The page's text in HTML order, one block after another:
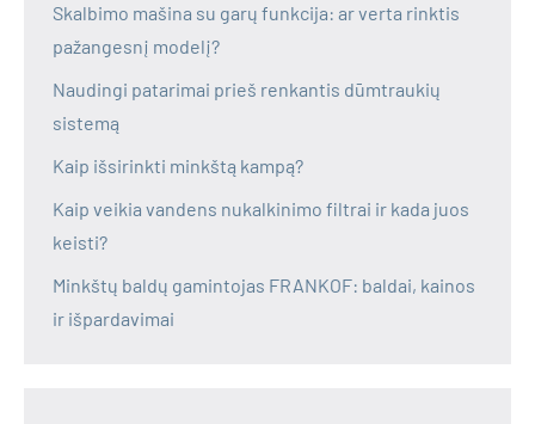
Skalbimo mašina su garų funkcija: ar verta rinktis
pažangesnį modelį?
Naudingi patarimai prieš renkantis dūmtraukių
sistemą
Kaip išsirinkti minkštą kampą?
Kaip veikia vandens nukalkinimo filtrai ir kada juos
keisti?
Minkštų baldų gamintojas FRANKOF: baldai, kainos
ir išpardavimai